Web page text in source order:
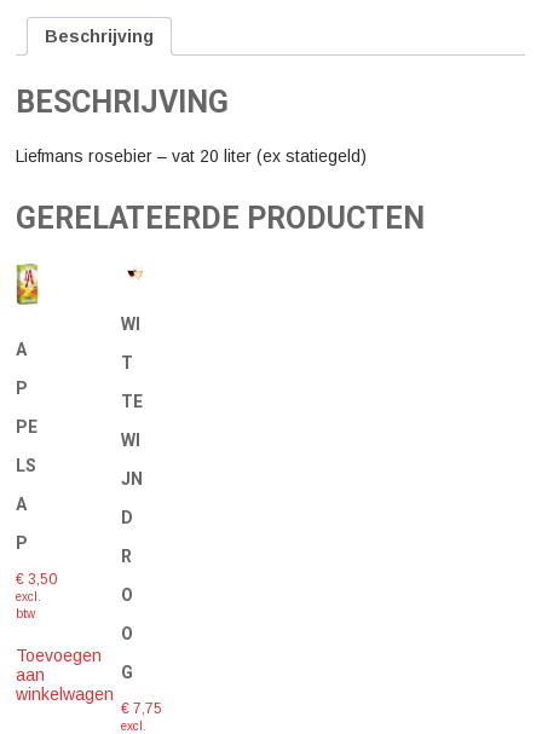
statiegeld)
Beschrijving
BESCHRIJVING
Liefmans rosebier – vat 20 liter (ex statiegeld)
GERELATEERDE PRODUCTEN
A
P
PE
LS
A
P
€ 3,50
excl.
btw
Toevoegen
aan
winkelwagen
WI
T
TE
WI
JN
D
R
O
O
G
€7,75
excl.